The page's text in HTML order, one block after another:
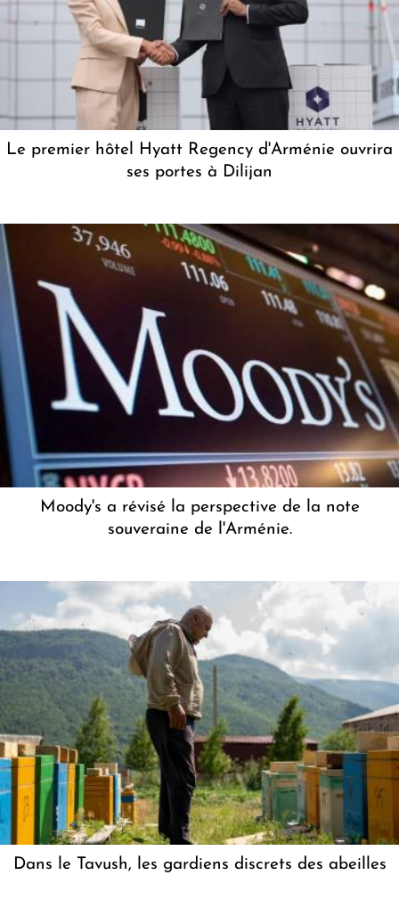
Le premier hôtel Hyatt Regency d'Arménie ouvrira
ses portes à Dilijan
Moody's a révisé la perspective de la note
souveraine de l'Arménie.
Dans le Tavush, les gardiens discrets des abeilles